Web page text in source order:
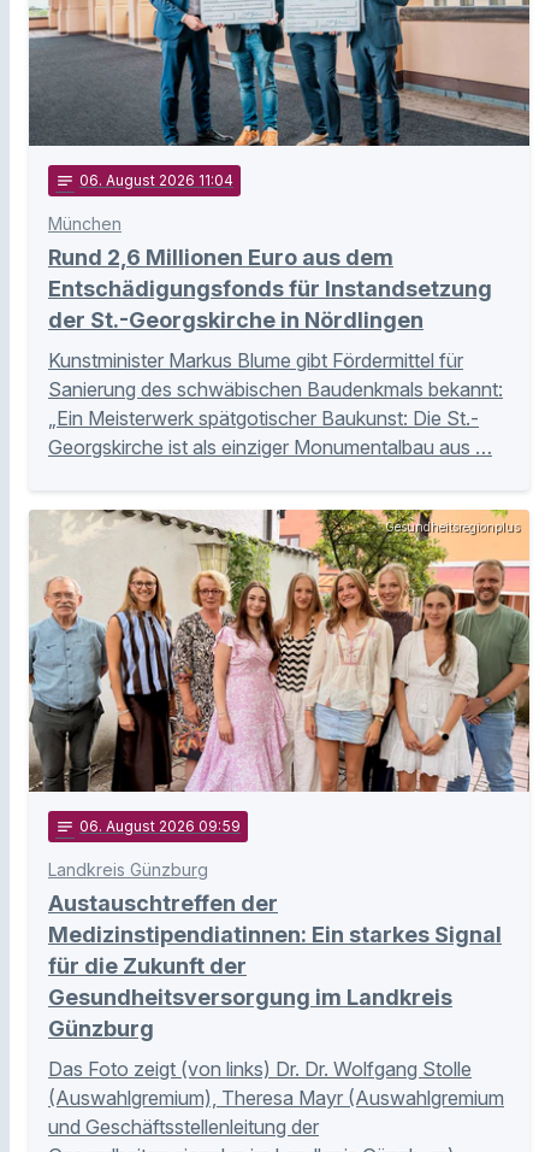
notes 06. August 2026 11:04
München
Rund 2,6 Millionen Euro aus dem
Entschädigungsfonds für Instandsetzung
der St.-Georgskirche in Nördlingen
Kunstminister Markus Blume gibt Fördermittel für
Sanierung des schwäbischen Baudenkmals bekannt:
„Ein Meisterwerk spätgotischer Baukunst: Die St.-
Georgskirche ist als einziger Monumentalbau aus …
Gesundheitsregionplus
notes 06. August 2026 09:59
Landkreis Günzburg
Austauschtreffen der
Medizinstipendiatinnen: Ein starkes Signal
für die Zukunft der
Gesundheitsversorgung im Landkreis
Günzburg
Das Foto zeigt (von links) Dr. Dr. Wolfgang Stolle
(Auswahlgremium), Theresa Mayr (Auswahlgremium
und Geschäftsstellenleitung der